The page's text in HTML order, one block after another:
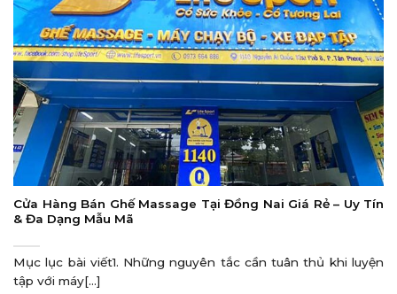
Cửa Hàng Bán Ghế Massage Tại Đồng Nai Giá Rẻ – Uy Tín
& Đa Dạng Mẫu Mã
Mục lục bài viết1. Những nguyên tắc cần tuân thủ khi luyện
tập với máy[...]